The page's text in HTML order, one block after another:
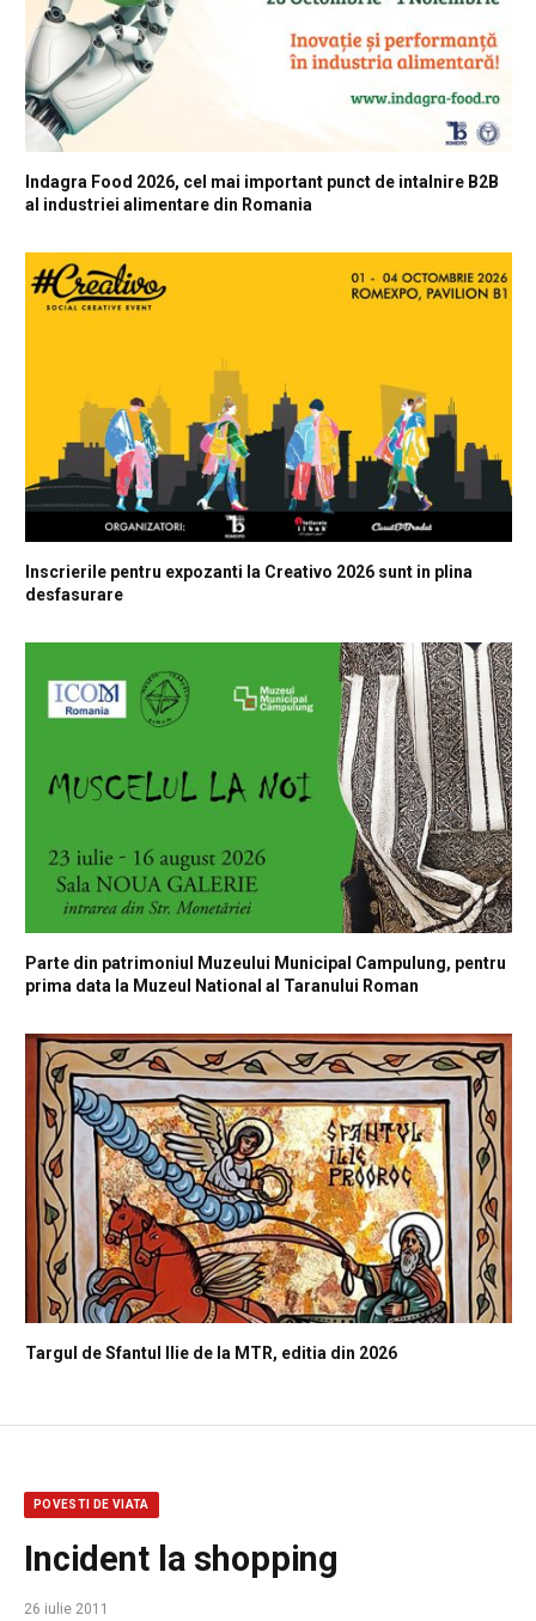
Indagra Food 2026, cel mai important punct de intalnire B2B
al industriei alimentare din Romania
Inscrierile pentru expozanti la Creativo 2026 sunt in plina
desfasurare
Parte din patrimoniul Muzeului Municipal Campulung, pentru
prima data la Muzeul National al Taranului Roman
Targul de Sfantul Ilie de la MTR, editia din 2026
POVESTI DE VIATA
Incident la shopping
26 iulie 2011